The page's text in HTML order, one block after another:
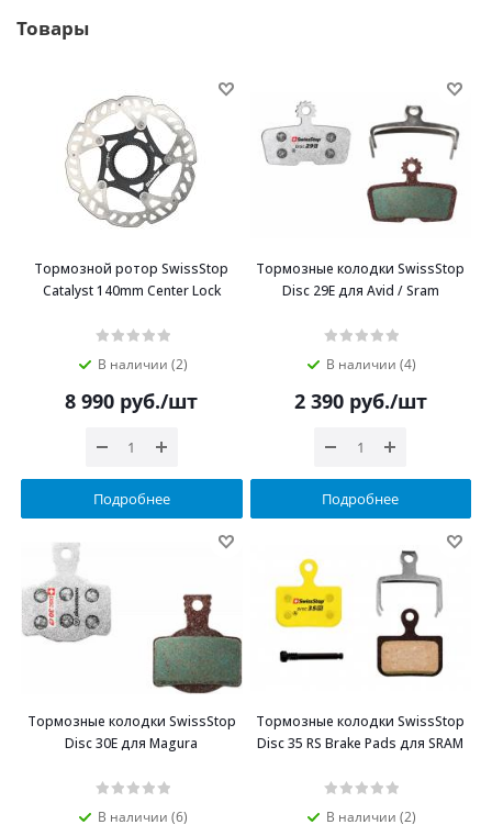
Товары
Тормозной ротор SwissStop
Catalyst 140mm Center Lock
В наличии (2)
8 990 руб./шт
Подробнее
Тормозные колодки SwissStop
Disc 29E для Avid / Sram
В наличии (4)
2 390руб./шт
Подробнее
Тормозные колодки SwissStop
Disc 30E для Magura
В наличии (6)
Тормозные колодки SwissStop
Disc 35 RS Brake Pads для SRAM
В наличии (2)